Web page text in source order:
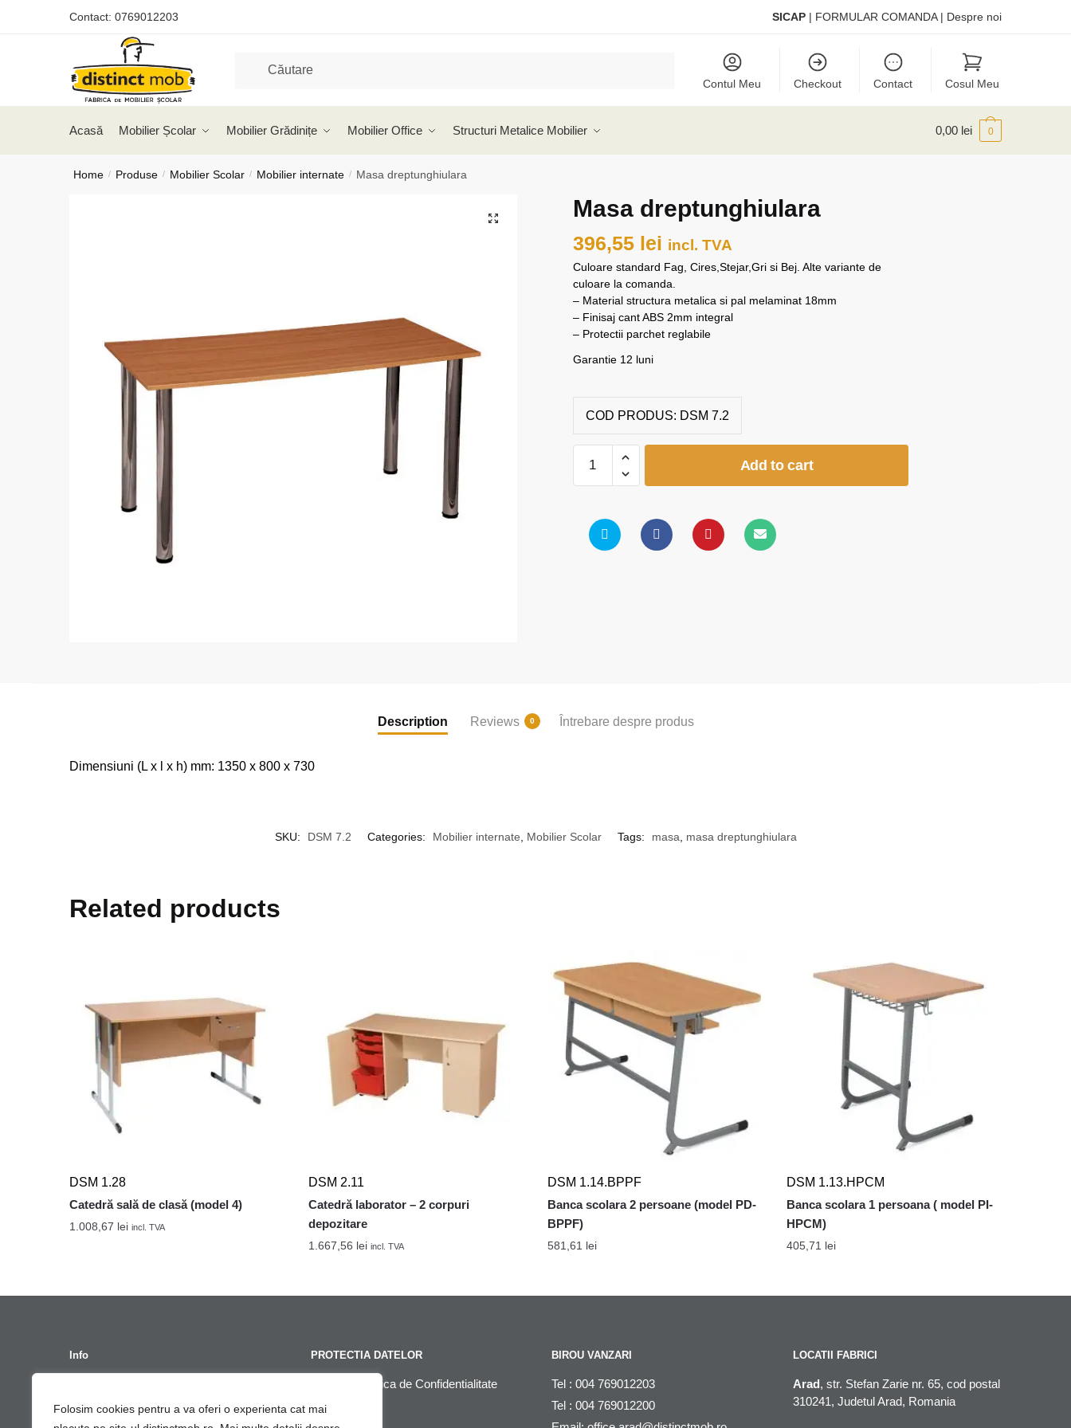
Folosim cookies pentru a va oferi o experienta cat mai
Contact: 0769012203 SICAP | FORMULAR COMANDA| Despre noi
Contul Meu Checkout Contact Cosul Meu
Acasă Mobilier Școlar Mobilier Grădinițe Mobilier Office Structuri Metalice Mobilier 0,00 lei 0
Home / Produse / Mobilier Scolar / Mobilier internate / Masa dreptunghiulara
🔍 Masa dreptunghiulara
396,55 lei incl. TVA
Culoare standard Fag, Cires,Stejar,Gri si Bej. Alte variante de
culoare la comanda.
– Material structura metalica si pal melaminat 18mm
– Finisaj cant ABS 2mm integral
– Protectii parchet reglabile
Garantie 12 luni
COD PRODUS: DSM 7.2
dreptunghiulara
Add to cart
Description Reviews 0 Întrebare despre produs
Dimensiuni (L x l x h) mm: 1350 x 800 x 730
SKU: DSM 7.2 Categories: Mobilier internate Mobilier Scolar Tags: masa masa dreptunghiulara
Related products
DSM 1.28
Catedră sală de clasă (model 4)
1.008,67 lei incl. TVA
DSM 2.11
Catedră laborator – 2 corpuri
depozitare
1.667,56 lei incl. TVA
DSM 1.14.BPPF
Banca scolara 2 persoane (model PD-
BPPF)
581,61 lei
DSM 1.13.HPCM
Banca scolara 1 persoana ( model PI-
HPCM)
405,71 lei
Info
Contact
PROTECTIA DATELOR
GDPR – Politica de Confidentialitate
Cont GDPR
BIROU VANZARI
Tel : 004 769012203
Tel : 004 769012200
LOCATII FABRICI
Arad, str. Stefan Zarie nr. 65, cod postal
310241, Judetul Arad, Romania